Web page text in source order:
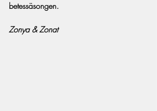
betessäsongen.
Zonya & Zonat